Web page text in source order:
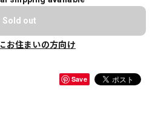
Sold out
お住まいの方向け
Save